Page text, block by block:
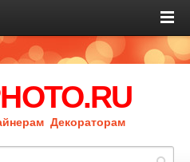
Декораторам